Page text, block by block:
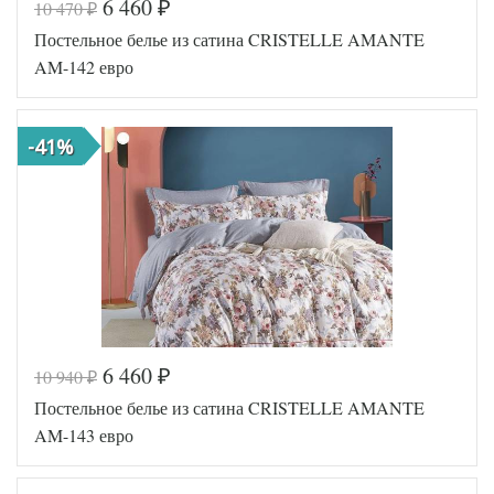
Код товара
560-189
Артикул
TT1106
Размер
пододеяльника 200х220
Размер
простыни
50х70
(2шт),
70х70
(2шт)
Производитель
Cristelle
(Китай)
Код товара
575-131
Артикул
TT1194
Размер
200х220
10 470₽ 6 460 ₽
Постельное белье из сатина CRISTELLE AMANTE
AM-142 евро
-41%
10 940₽ 6 460 ₽
Постельное белье из сатина CRISTELLE AMANTE
AM-143 евро